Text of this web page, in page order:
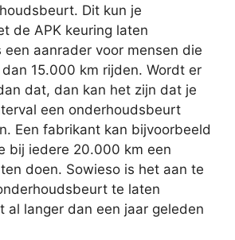
Dit kun je
de APK keuring laten
een aanrader voor mensen die
15.000 km rijden. Wordt er
dat, dan kan het zijn dat je
een onderhoudsbeurt
Een fabrikant kan bijvoorbeeld
bij iedere 20.000 km een
doen. Sowieso is het aan te
te laten
al langer dan een jaar geleden